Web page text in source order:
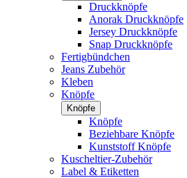
Druckknöpfe
Anorak Druckknöpfe
Jersey Druckknöpfe
Snap Druckknöpfe
Fertigbündchen
Jeans Zubehör
Kleben
Knöpfe
Knöpfe
Knöpfe
Beziehbare Knöpfe
Kunststoff Knöpfe
Kuscheltier-Zubehör
Label & Etiketten